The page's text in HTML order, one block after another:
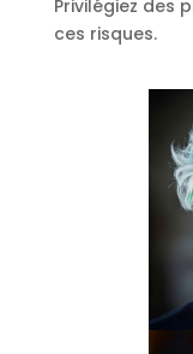
Privilégiez des
ces risques.